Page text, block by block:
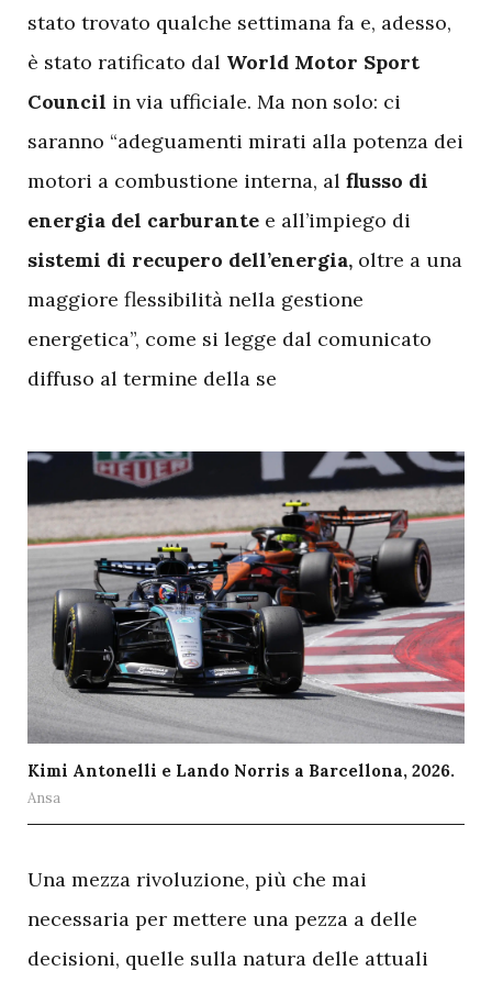
stato trovato qualche settimana fa e, adesso,
è stato ratificato dal World Motor Sport
Council in via ufficiale. Ma non solo: ci
saranno “adeguamenti mirati alla potenza dei
motori a combustione interna, al flusso di
energia del carburante e all’impiego di
sistemi di recupero dell’energia, oltre a una
maggiore flessibilità nella gestione
energetica”, come si legge dal comunicato
diffuso al termine della se
Kimi Antonelli e Lando Norris a Barcellona, 2026.
Ansa
Una mezza rivoluzione, più che mai
necessaria per mettere una pezza a delle
decisioni, quelle sulla natura delle attuali